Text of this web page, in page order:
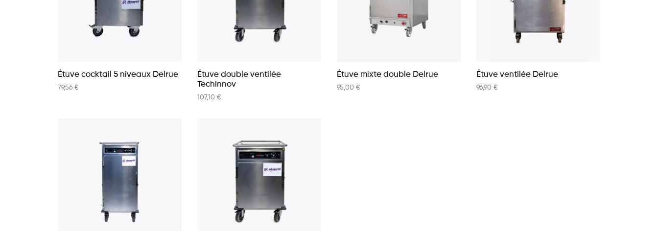
Étuve cocktail 5 niveaux Delrue
79,56 €
Étuve double ventilée
Techinnov
107,10 €
Étuve mixte double Delrue
95,00 €
Étuve ventilée Delrue
96,90 €